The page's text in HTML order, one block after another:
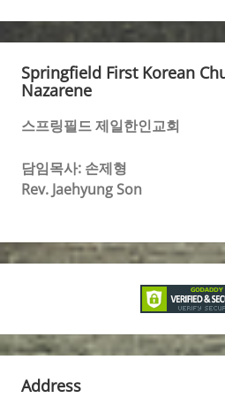
Springfield First Korean
Nazarene
스프링필드 제일한인교회
담임목사: 손제형
Rev. Jaehyung Son
Address